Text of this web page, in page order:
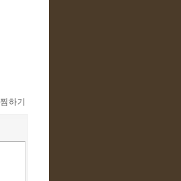
찜하기